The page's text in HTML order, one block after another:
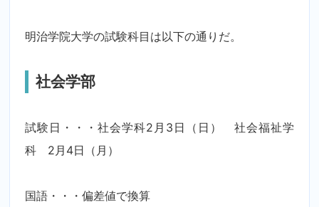
明治学院大学の試験科目は以下の通りだ。
社会学部
試験日・・・社会学科2月3日（日） 社会福祉学
科 2月4日（月）
国語・・・偏差値で換算